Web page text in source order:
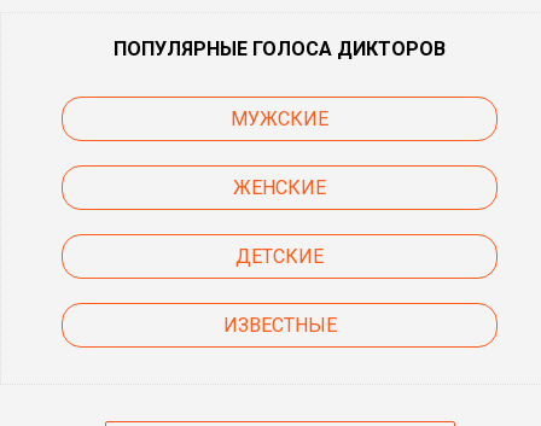
ПОПУЛЯРНЫЕ ГОЛОСА ДИКТОРОВ
МУЖСКИЕ
ЖЕНСКИЕ
ДЕТСКИЕ
ИЗВЕСТНЫЕ